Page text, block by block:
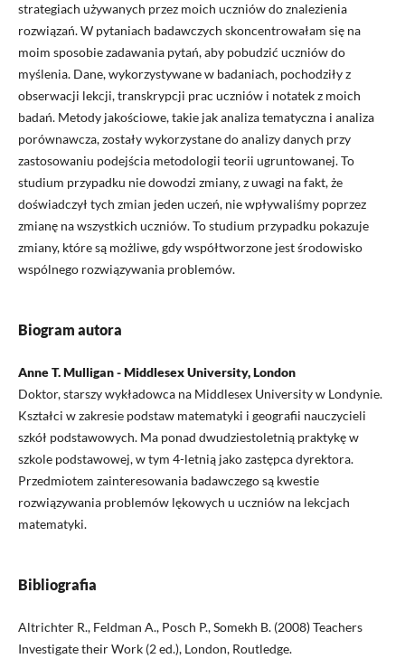
strategiach używanych przez moich uczniów do znalezienia
rozwiązań. W pytaniach badawczych skoncentrowałam się na
moim sposobie zadawania pytań, aby pobudzić uczniów do
myślenia. Dane, wykorzystywane w badaniach, pochodziły z
obserwacji lekcji, transkrypcji prac uczniów i notatek z moich
badań. Metody jakościowe, takie jak analiza tematyczna i analiza
porównawcza, zostały wykorzystane do analizy danych przy
zastosowaniu podejścia metodologii teorii ugruntowanej. To
studium przypadku nie dowodzi zmiany, z uwagi na fakt, że
doświadczył tych zmian jeden uczeń, nie wpływaliśmy poprzez
zmianę na wszystkich uczniów. To studium przypadku pokazuje
zmiany, które są możliwe, gdy współtworzone jest środowisko
wspólnego rozwiązywania problemów.
Biogram autora
Anne T. Mulligan - Middlesex University, London
Doktor, starszy wykładowca na Middlesex University w Londynie.
Kształci w zakresie podstaw matematyki i geografii nauczycieli
szkół podstawowych. Ma ponad dwudziestoletnią praktykę w
szkole podstawowej, w tym 4-letnią jako zastępca dyrektora.
Przedmiotem zainteresowania badawczego są kwestie
rozwiązywania problemów lękowych u uczniów na lekcjach
matematyki.
Bibliografia
Altrichter R., Feldman A., Posch P., Somekh B. (2008) Teachers
Investigate their Work (2 ed.), London, Routledge.